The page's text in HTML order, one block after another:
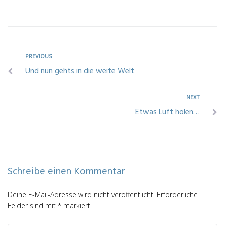
PREVIOUS
Und nun gehts in die weite Welt
NEXT
Etwas Luft holen…
Schreibe einen Kommentar
Deine E-Mail-Adresse wird nicht veröffentlicht. Erforderliche
Felder sind mit * markiert